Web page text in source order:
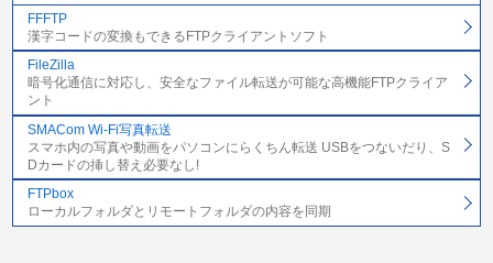
FFFTP
漢字コードの変換もできるFTPクライアントソフト
FileZilla
暗号化通信に対応し、安全なファイル転送が可能な高機能FTPクライア
ント
SMACom Wi-Fi写真転送
スマホ内の写真や動画をパソコンにらくちん転送 USBをつないだり、S
Dカードの挿し替え必要なし!
FTPbox
ローカルフォルダとリモートフォルダの内容を同期